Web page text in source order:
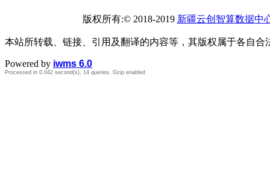
版权所有:© 2018-2019 新疆云创智算数据中
本站所转载、链接、引用及翻译的内容等，其版权属于各自合
Powered by iwms 6.0
Processed in 0.042 second(s), 14 queries, Gzip enabled